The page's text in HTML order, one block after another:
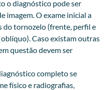
o diagnóstico pode ser
imagem. O exame inicial a
do tornozelo (frente, perfil e
Caso existam outras
questão devem ser
completo se
físico e radiografias,